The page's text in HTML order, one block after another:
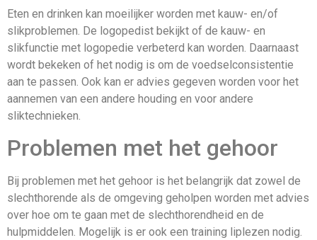
Eten en drinken kan moeilijker worden met kauw- en/of
slikproblemen. De logopedist bekijkt of de kauw- en
slikfunctie met logopedie verbeterd kan worden. Daarnaast
wordt bekeken of het nodig is om de voedselconsistentie
aan te passen. Ook kan er advies gegeven worden voor het
aannemen van een andere houding en voor andere
sliktechnieken.
Problemen met het gehoor
Bij problemen met het gehoor is het belangrijk dat zowel de
slechthorende als de omgeving geholpen worden met advies
over hoe om te gaan met de slechthorendheid en de
hulpmiddelen. Mogelijk is er ook een training liplezen nodig.